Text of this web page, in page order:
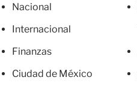
Nacional
Internacional
Finanzas
Ciudad de México